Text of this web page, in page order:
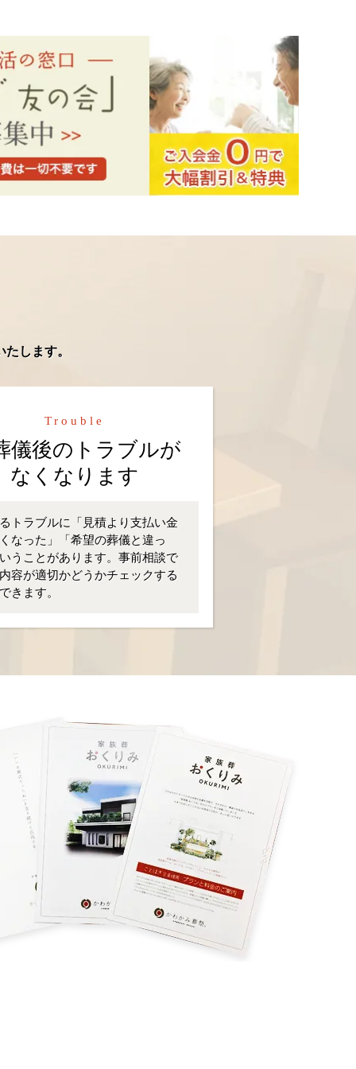
します。
Trouble
儀後のトラブルが
なくなります
トラブルに「見積より支払い金
なった」「希望の葬儀と違っ
うことがあります。事前相談で
容が適切かどうかチェックする
きます。